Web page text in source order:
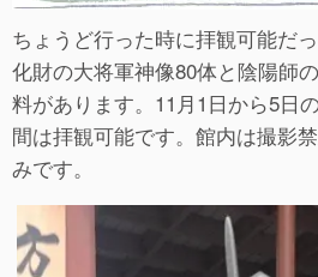
ちょうど行った時に拝観可能だ
化財の大将軍神像80体と陰陽師
料があります。11月1日から5日
間は拝観可能です。館内は撮影
みです。